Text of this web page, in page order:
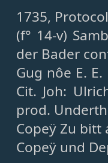
1735,
(f° 14-v)
der Bader
Gug nôe E.
Cit. Joh:
prod.
Copeÿ Zu bitt
Copeÿ und